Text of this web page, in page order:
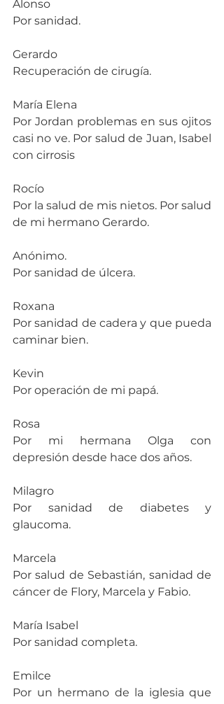
Alonso
Por sanidad.
Gerardo
Recuperación de cirugía.
María Elena
Por Jordan problemas en sus ojitos
casi no ve. Por salud de Juan, Isabel
con cirrosis
Rocío
Por la salud de mis nietos. Por salud
de mi hermano Gerardo.
Anónimo.
Por sanidad de úlcera.
Roxana
Por sanidad de cadera y que pueda
caminar bien.
Kevin
Por operación de mi papá.
Rosa
Por mi hermana Olga con
depresión desde hace dos años.
Milagro
Por sanidad de diabetes y
glaucoma.
Marcela
Por salud de Sebastián, sanidad de
cáncer de Flory, Marcela y Fabio.
María Isabel
Por sanidad completa.
Emilce
Por un hermano de la iglesia que